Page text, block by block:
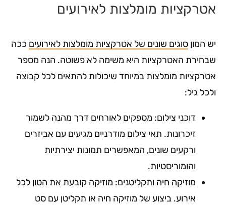
אטרקציות מומלצות לאירועים
יש המוןסוגים שונים של אטרקציות מומלצות לאירועיםככה
שבחירת האטרקציות היא משימה לא פשוטה. הנה מספר
אטרקציות מומלצות במיוחד שיכולות להתאים לכל קבוצה
ולכל גיל:
דוכני צילום: מספקים לאורחים דרך מהנה לשמור
זיכרונות. תאי צילום מודרניים מגיעים עם אביזרים
ורקעים שונים, המאפשרים תמונות יצירתיות
והומוריסטיות.
מוזיקה חיה ותקליטנים: מוזיקה קובעת את הטון לכל
אירוע. ביצוע של מוזיקה חיה או תקליטן עם סט